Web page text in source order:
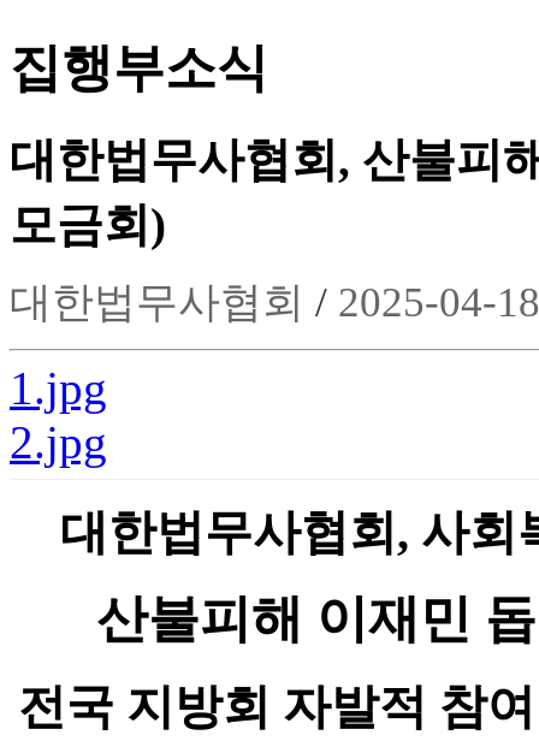
집행부소식
대한법무사협회, 산불피
모금회)
대한법무사협회 / 2025-04-
1.jpg
2.jpg
대한법무사협회, 사
산불피해 이재민
전국 지방회 자발적 참